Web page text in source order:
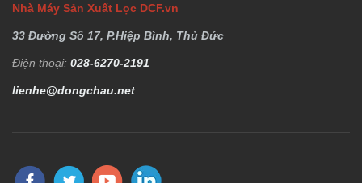
Nhà Máy Sản Xuất Lọc DCF.vn
33 Đường Số 17, P.Hiệp Bình, Thủ Đức
Điện thoại: 028-6270-2191
lienhe@dongchau.net